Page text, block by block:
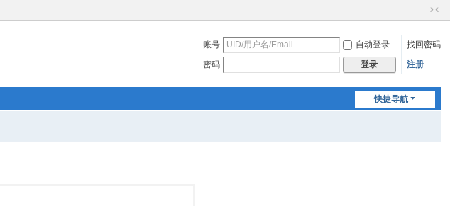
切
到
账号 自动登录
找回密码
密码
登录 注册
快捷导航